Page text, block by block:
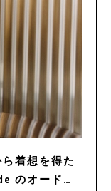
着想を得た
のオードパ